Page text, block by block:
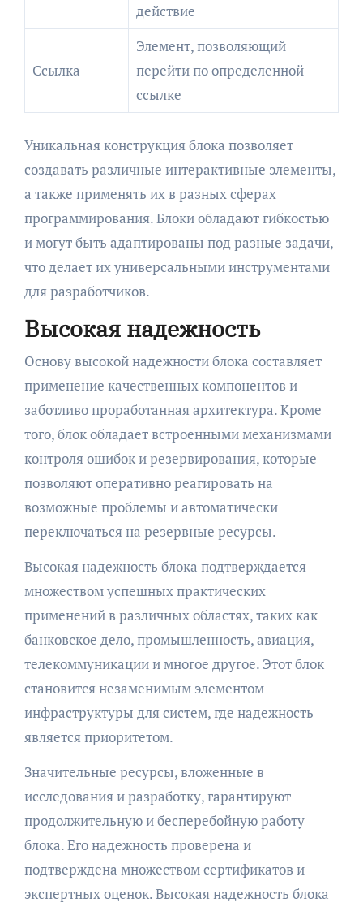
действие
Ссылка
Элемент, позволяющий
перейти по определенной
ссылке
Уникальная конструкция блока позволяет
создавать различные интерактивные элементы,
а также применять их в разных сферах
программирования. Блоки обладают гибкостью
и могут быть адаптированы под разные задачи,
что делает их универсальными инструментами
для разработчиков.
Высокая надежность
Основу высокой надежности блока составляет
применение качественных компонентов и
заботливо проработанная архитектура. Кроме
того, блок обладает встроенными механизмами
контроля ошибок и резервирования, которые
позволяют оперативно реагировать на
возможные проблемы и автоматически
переключаться на резервные ресурсы.
Высокая надежность блока подтверждается
множеством успешных практических
применений в различных областях, таких как
банковское дело, промышленность, авиация,
телекоммуникации и многое другое. Этот блок
становится незаменимым элементом
инфраструктуры для систем, где надежность
является приоритетом.
Значительные ресурсы, вложенные в
исследования и разработку, гарантируют
продолжительную и бесперебойную работу
блока. Его надежность проверена и
подтверждена множеством сертификатов и
экспертных оценок. Высокая надежность блока